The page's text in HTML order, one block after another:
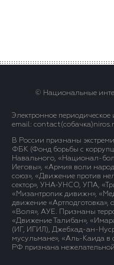
© Национальные
Электронное
email:
В России признаны
ФБК (Фонд борьбы с
Навального, «Национал-
Иеговы», «Армия воли
союз», «Движение против
сектор», УНА-УНСО, УПА,
«Мизантропик дивижн»,
движение «Артподготовка»,
«Воля», АУЕ. Признаны
«Движение Талибан»,
(ИГ, ИГИЛ), Джебхад-ан-
мусульмане», «Аль-Каида в
РФ признана